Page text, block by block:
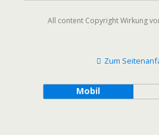
All content Copyright Wirkung
Zum
Mobil